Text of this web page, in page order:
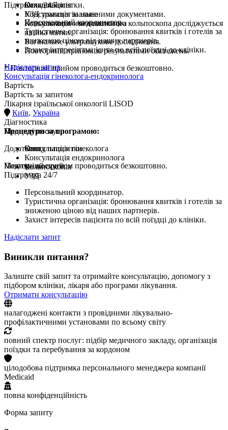
Кольпоскопія
УЗД трансвагінальне
Консультація онкогематолога
Огляд пацієнтки.
Консультація за наявними документами.
Кольпоскопія - за допомогою кольпоскопа досліджується
шийка матки.
Вагінальне ультразвукове дослідження.
Повторний прийом за результатами обстежень.
* Повторний прийом проводиться безкоштовно.
Підтримка 24/7
Персональний координатор.
Туристична організація: бронювання квитків і готелів за
зниженою ціною від наших партнерів.
Захист інтересів пацієнта по всій поїздці до клініки.
Надіслати запит
Консультація гінеколога-ендокринолога
Вартість
Вартість за запитом
Лікарня ізраїльської онкології LISOD
Київ, Україна
Діагностика
Процедури за програмою:
Консультація гінеколога
Консультація ендокринолога
Кольпоскопія
УЗД
Медичні послуги
Огляд пацієнтки
Додатково
Повторний прийом проводиться безкоштовно.
Медичні послуги
Підтримка 24/7
Персональний координатор.
Туристична організація: бронювання квитків і готелів за
зниженою ціною від наших партнерів.
Захист інтересів пацієнта по всій поїздці до клініки.
Надіслати запит
Виникли питання?
Залиште свій запит та отримайте консультацію, допомогу з
підбором клініки, лікаря або програми лікування.
Отримати консультацію
налагоджені контакти з провідними лікувально-
профілактичними установами по всьому світу
повний спектр послуг: підбір медичного закладу, організація
поїздки та перебування за кордоном
цілодобова підтримка персонального менеджера компанії
Medicaid
повна конфіденційність
Форма запиту